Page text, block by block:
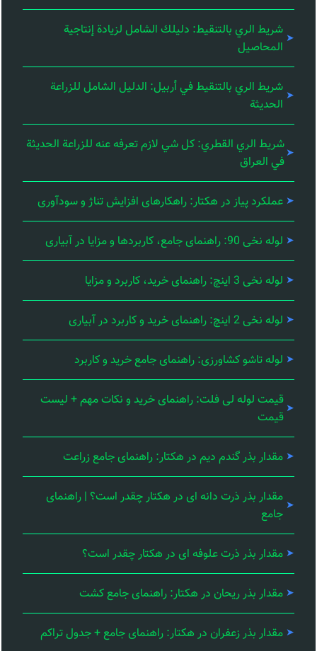
شريط الري بالتنقيط: دليلك الشامل لزيادة إنتاجية
المحاصيل
شريط الري بالتنقيط في أربيل: الدليل الشامل للزراعة
الحديثة
شريط الري القطري: كل شي لازم تعرفه عنه للزراعة الحديثة
في العراق
عملکرد پیاز در هکتار: راهکارهای افزایش تناژ و سودآوری
لوله نخی 90: راهنمای جامع، کاربردها و مزایا در آبیاری
لوله نخی 3 اینچ: راهنمای خرید، کاربرد و مزایا
لوله نخی 2 اینچ: راهنمای خرید و کاربرد در آبیاری
لوله تاشو کشاورزی: راهنمای جامع خرید و کاربرد
قیمت لوله لی فلت: راهنمای خرید و نکات مهم + لیست
قیمت
مقدار بذر گندم دیم در هکتار: راهنمای جامع زراعت
مقدار بذر ذرت دانه ای در هکتار چقدر است؟ | راهنمای
جامع
مقدار بذر ذرت علوفه ای در هکتار چقدر است؟
مقدار بذر ریحان در هکتار: راهنمای جامع کشت
مقدار بذر زعفران در هکتار: راهنمای جامع + جدول تراکم